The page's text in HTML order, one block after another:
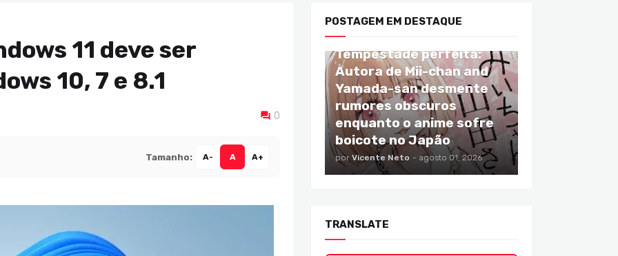
11 deve ser
10, 7 e 8.1
0
Tamanho: A- A A+
POSTAGEM EM DESTAQUE
Tempestade perfeita:
Autora de Mii-chan and
Yamada-san desmente
rumores obscuros
enquanto o anime sofre
boicote no Japão
por Vicente Neto - agosto 01, 2026
TRANSLATE